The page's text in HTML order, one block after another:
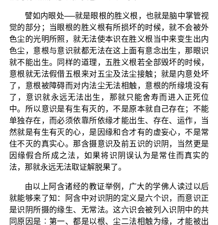
譬如内眼处──就是眼根的胜义根，也就是脑中掌管视
觉的部分；当眼根的胜义根有所损坏的时候，就不会被外
色尘的光明所照，就无法使本识在胜义根当中来变生出内
色尘，意根与意识就都无法在这上面有意念出生，那眼识
就不能出生。同样的道理，五胜义根若全部毁坏的时候，
意根就无法假借五根来对五尘及法尘接触；就是内意处坏
了，意根被障碍而对内法尘无法相触，意根的所缘境没有
了，意识就永远无法出生，那就只能舍寿而进入正死位
中。所以意识是有生有灭的，不是原本就自己存在；不能
单独存在，而必须依靠所依缘才能出生、存在、运作，当
然就是有生有灭的心，是因缘和合才有的虚妄心，不是常
住不灭的真实心。那含摄意识及前五识的识阴，当然更是
因缘假合所成之法，如果将识阴误认为是常住而真实的
法，那就永远无法取证解脱果了。
由以上阿含诸经的教证举例，广大的学佛人读过以后
就能够来了知：阿含中对识阴的定义是六个识，而意识正
是识阴所摄的缘生、无常法。这六识会被列入识阴中的共
同原因是︰第一、都是以根、尘二法相触为缘，才能被出